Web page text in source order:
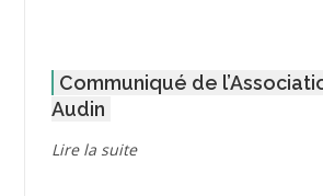
AGOULMINE
Communiqué de
Audin
Lire la suite